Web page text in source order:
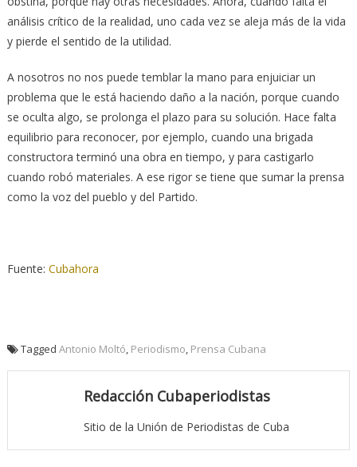
análisis crítico de la realidad, uno cada vez se aleja más de la vida
y pierde el sentido de la utilidad.
A nosotros no nos puede temblar la mano para enjuiciar un
problema que le está haciendo daño a la nación, porque cuando
se oculta algo, se prolonga el plazo para su solución. Hace falta
equilibrio para reconocer, por ejemplo, cuando una brigada
constructora terminó una obra en tiempo, y para castigarlo
cuando robó materiales. A ese rigor se tiene que sumar la prensa
como la voz del pueblo y del Partido.
Fuente: Cubahora
Tagged Antonio Moltó, Periodismo, Prensa Cubana
Redacción Cubaperiodistas
Sitio de la Unión de Periodistas de Cuba